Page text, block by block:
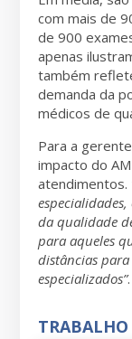
com mais de
de 900
apenas
também
demanda da
médicos de
Para a
impacto do
atendimentos.
da qualidade
para aqueles
distâncias
especializados”.